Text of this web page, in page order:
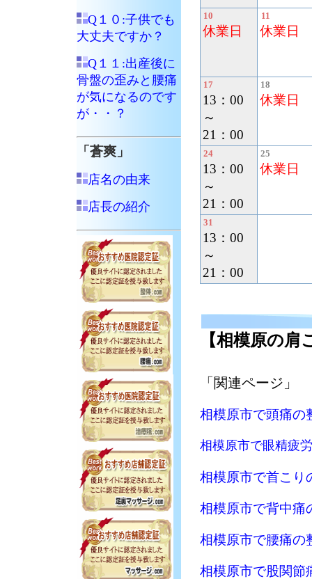
Q１０:子供でも
大丈夫ですか？
Q１１:出産後に
骨盤の歪みと腰痛
が気になるのです
が・・？
「蒼爽」
店名の由来
店長の紹介
10
休業日
11
休業日
17
13：00
～
21：00
18
休業日
24
13：00
～
21：00
25
休業日
31
13：00
～
21：00
【相模原の
「関連ページ」
相模原市で頭痛の
相模原市で眼精疲
相模原市で首こり
相模原市で背中痛
相模原市で腰痛の
相模原市で股関節